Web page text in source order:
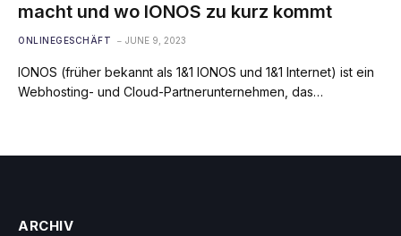
macht und wo IONOS zu kurz kommt
ONLINEGESCHÄFT JUNE 9, 2023
IONOS (früher bekannt als 1&1 IONOS und 1&1 Internet) ist ein
Webhosting- und Cloud-Partnerunternehmen, das…
ARCHIV